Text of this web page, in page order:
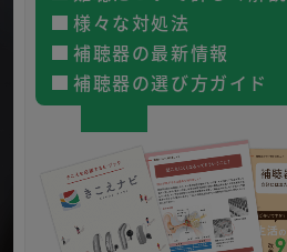
様々な対処法
補聴器の最新情報
補聴器の選び方ガイド